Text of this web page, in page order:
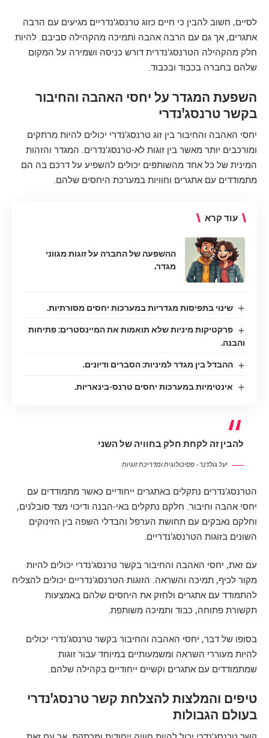
לסיים, חשוב להבין כי חיים כזוג טרנסג'נדריים מגיעים עם הרבה
אתגרים, אך גם עם הרבה אהבה ותמיכה מהקהילה סביבם. להיות
חלק מהקהילה הטרנסג'נדרית דורש כניסה ושמירה על המקום
שלהם בחברה בכבוד ובכבוד.
השפעת המגדר על יחסי האהבה והחיבור
בקשר טרנסג'נדרי
יחסי האהבה והחיבור בין זוג טרנסג'נדרי יכולים להיות מרתקים
ומורכבים יותר מאשר בין זוגות לא-טרנסג'נדרים. המגדר והזהות
המינית של כל אחד מהשותפים יכולים להשפיע על דרכם בה הם
מתמודדים עם אתגרים וחוויות במערכת היחסים שלהם.
עוד קרא
ההשפעה של החברה על זוגות מגווני
מגדר.
שינוי בתפיסות מגדריות במערכות יחסים מסורתיות.
פרקטיקות מיניות שלא תואמות את המיינסטרים: פתיחות
והבנה.
ההבדל בין מגדר למיניות: הסברים ודיונים.
אינטימיות במערכות יחסים טרנס-בינאריות.
להבין זה לקחת חלק בחוויה של השני
יעל גולדנר – פסיכולוגית ומדריכת זוגיות
הטרנסג'נדרים נתקלים באתגרים ייחודיים כאשר מתמודדים עם
יחסי אהבה וחיבור. חלקם נתקלים באי-הבנה ודיכוי מצד סובלנים,
וחלקם נאבקים עם תחושת הערפל והבדלי השפה בין הזינוקים
השונים בזוגות הטרנסג'נדריים.
עם זאת, יחסי האהבה והחיבור בקשר טרנסג'נדרי יכולים להיות
מקור לכיף, תמיכה והשראה. הזוגות הטרנסג'נדריים יכולים להצליח
להתמודד עם אתגרים ולחזק את היחסים שלהם באמצעות
תקשורת פתוחה, כבוד ותמיכה משותפת.
בסופו של דבר, יחסי האהבה והחיבור בקשר טרנסג'נדרי יכולים
להיות מעוררי השראה ומשמעותיים במיוחד עבור זוגות
שמתמודדים עם אתגרים וקשיים ייחודיים בקהילה שלהם.
טיפים והמלצות להצלחת קשר טרנסג'נדרי
בעולם הגבולות